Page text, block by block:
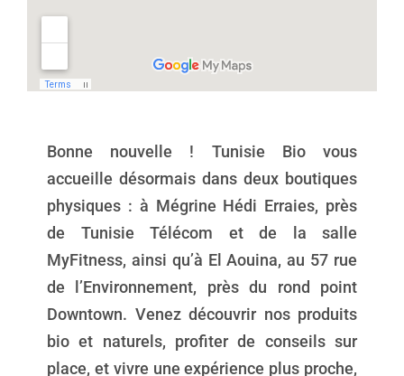
Bonne nouvelle ! Tunisie Bio vous
accueille désormais dans deux boutiques
physiques : à Mégrine Hédi Erraies, près
de Tunisie Télécom et de la salle
MyFitness, ainsi qu’à El Aouina, au 57 rue
de l’Environnement, près du rond point
Downtown. Venez découvrir nos produits
bio et naturels, profiter de conseils sur
place, et vivre une expérience plus proche,